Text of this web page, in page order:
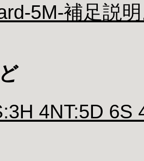
5M-補足説
4NT:5D 6S